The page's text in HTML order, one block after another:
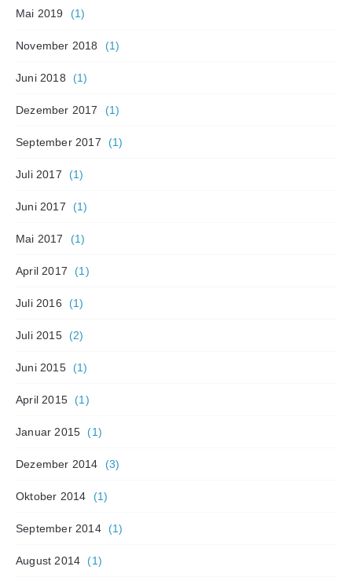
Mai 2019 (1)
November 2018 (1)
Juni 2018 (1)
Dezember 2017 (1)
September 2017 (1)
Juli 2017 (1)
Juni 2017 (1)
Mai 2017 (1)
April 2017 (1)
Juli 2016 (1)
Juli 2015 (2)
Juni 2015 (1)
April 2015 (1)
Januar 2015 (1)
Dezember 2014 (3)
Oktober 2014 (1)
September 2014 (1)
August 2014 (1)